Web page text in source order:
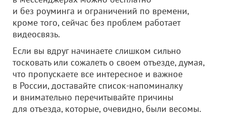
и без роуминга и ограничений по времени,
кроме того, сейчас без проблем работает
видеосвязь.
Если вы вдруг начинаете слишком сильно
тосковать или сожалеть о своем отъезде, думая,
что пропускаете все интересное и важное
в России, доставайте список-напоминалку
и внимательно перечитывайте причины
для отъезда, которые, очевидно, были весомы.